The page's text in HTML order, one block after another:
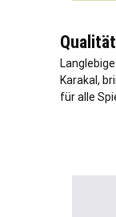
Karakal,
für alle